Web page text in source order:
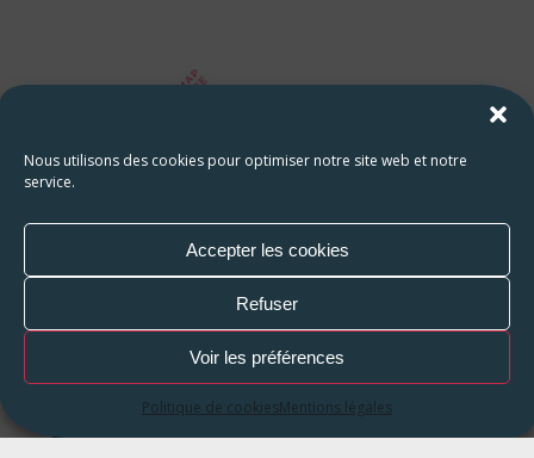
Nous utilisons des cookies pour optimiser notre site web et notre
service.
Accepter les cookies
Refuser
Voir les préférences
Politique de cookiesMentions légales